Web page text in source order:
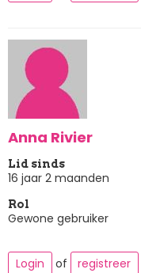
Anna Rivier
Lid sinds
16 jaar 2 maanden
Rol
Gewone gebruiker
Login of registreer